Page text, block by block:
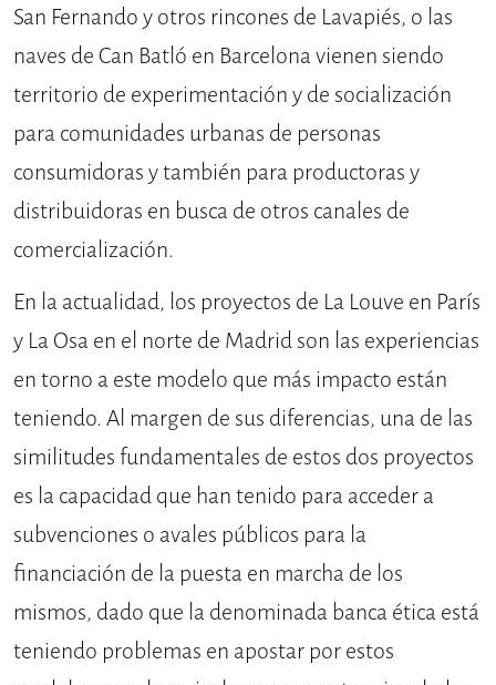
San Fernando y otros rincones de Lavapiés, o las
naves de Can Batló en Barcelona vienen siendo
territorio de experimentación y de socialización
para comunidades urbanas de personas
consumidoras y también para productoras y
distribuidoras en busca de otros canales de
comercialización.
En la actualidad, los proyectos de La Louve en París
y La Osa en el norte de Madrid son las experiencias
en torno a este modelo que más impacto están
teniendo. Al margen de sus diferencias, una de las
similitudes fundamentales de estos dos proyectos
es la capacidad que han tenido para acceder a
subvenciones o avales públicos para la
financiación de la puesta en marcha de los
mismos, dado que la denominada banca ética está
teniendo problemas en apostar por estos